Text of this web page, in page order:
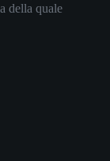
della quale